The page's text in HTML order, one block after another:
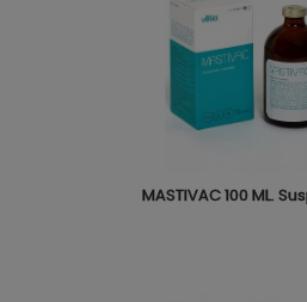
MASTIVAC 100 ML.